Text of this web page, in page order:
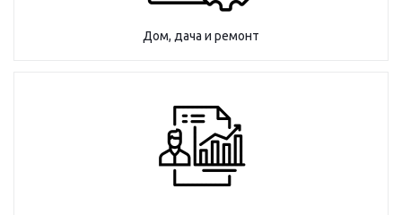
Дом, дача и ремонт